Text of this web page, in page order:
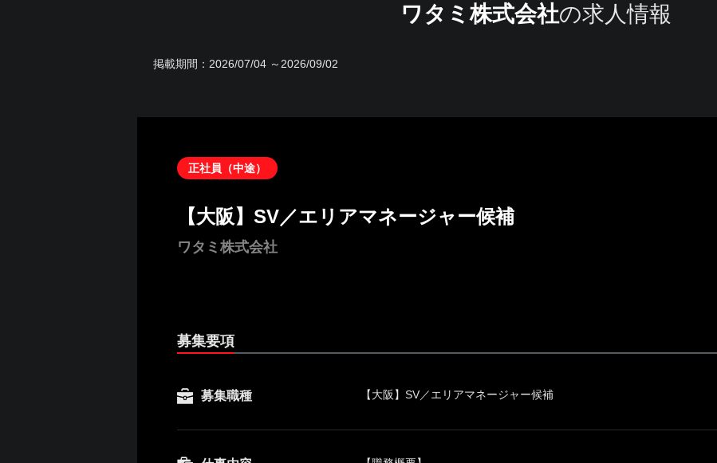
ワタミ株式会社の求人情報
掲載期間： 2026/07/04 ～2026/09/02
正社員（中途）
【大阪】SV／エリアマネージャー候補
ワタミ株式会社
募集要項
募集職種 【大阪】SV／エリアマネージャー候補